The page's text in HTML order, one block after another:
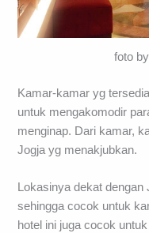
foto
Kamar-kamar yg
untuk mengakomodir
menginap. Dari kamar,
Jogja yg menakjubkan.
Lokasinya dekat
sehingga cocok untuk
hotel ini juga cocok